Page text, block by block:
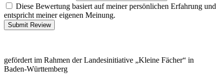
Diese Bewertung basiert auf meiner persönlichen Erfahrung und
entspricht meiner eigenen Meinung.
Submit Review
gefördert im Rahmen der Landesinitiative „Kleine Fächer“ in
Baden-Württemberg